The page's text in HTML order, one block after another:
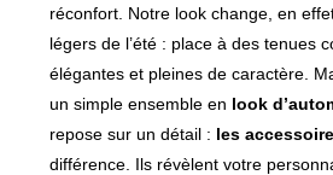
réconfort. Notre look change, en
légers de l’été : place à des tenues
élégantes et pleines de caractère.
un simple ensemble en look
repose sur un détail : les
différence. Ils révèlent votre